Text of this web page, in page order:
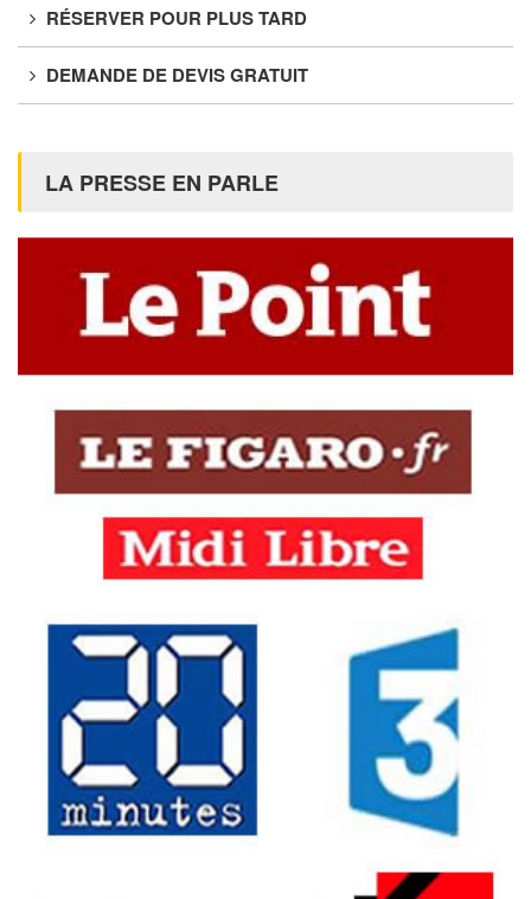
RÉSERVER POUR PLUS TARD
DEMANDE DE DEVIS GRATUIT
LA PRESSE EN PARLE